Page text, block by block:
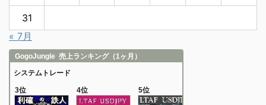
31
« 7月